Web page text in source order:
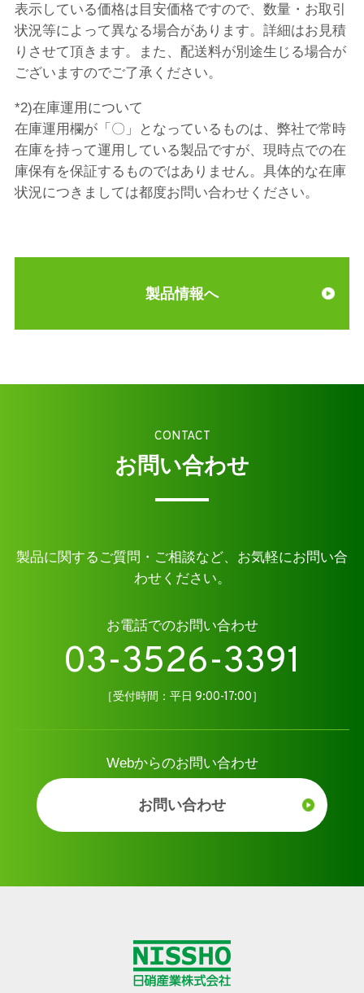
表示している価格は目安価格ですので、数量・お取引
状況等によって異なる場合があります。詳細はお見積
りさせて頂きます。また、配送料が別途生じる場合が
ございますのでご了承ください。
*2)在庫運用について
在庫運用欄が「〇」となっているものは、弊社で常時
在庫を持って運用している製品ですが、現時点での在
庫保有を保証するものではありません。具体的な在庫
状況につきましては都度お問い合わせください。
製品情報へ
CONTACT
お問い合わせ
製品に関するご質問・ご相談など、お気軽にお問い合
わせください。
お電話でのお問い合わせ
03-3526-3391
［受付時間：平日 9:00-17:00］
Webからのお問い合わせ
お問い合わせ